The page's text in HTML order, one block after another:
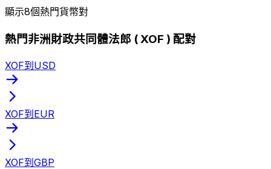
顯示8個熱門貨幣對
熱門非洲財政共同體法郎 ( XOF ) 配對
XOF到USD
XOF到EUR
XOF到GBP